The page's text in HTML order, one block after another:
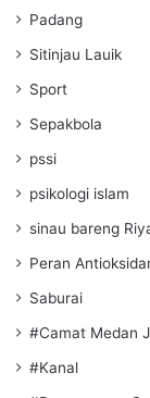
Padang
Sitinjau Lauik
Sport
Sepakbola
pssi
psikologi islam
sinau bareng
Peran
Saburai
#Camat Medan
#Kanal